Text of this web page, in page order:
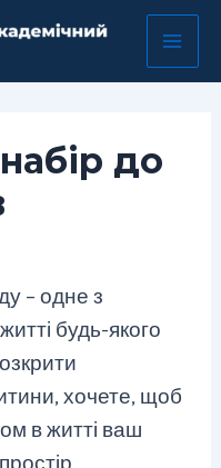
до
– одне з
будь-якого
хочете, щоб
в житті ваш